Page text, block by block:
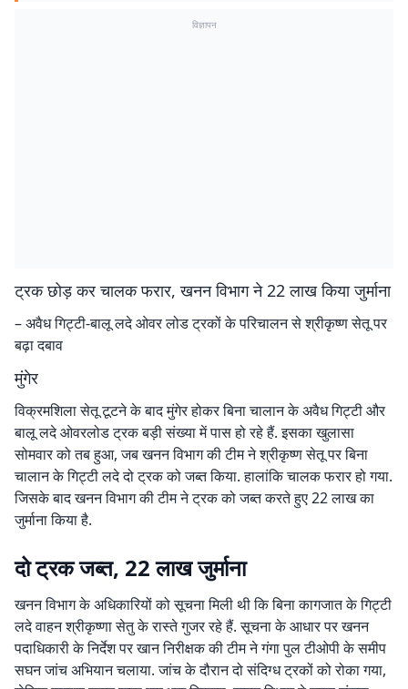
विज्ञापन
ट्रक छोड़ कर चालक फरार, खनन विभाग ने 22 लाख किया जुर्माना
– अवैध गिट्टी-बालू लदे ओवर लोड ट्रकों के परिचालन से श्रीकृष्ण सेतू पर
बढ़ा दबाव
मुंगेर
विक्रमशिला सेतू टूटने के बाद मुंगेर होकर बिना चालान के अवैध गिट्टी और
बालू लदे ओवरलोड ट्रक बड़ी संख्या में पास हो रहे हैं. इसका खुलासा
सोमवार को तब हुआ, जब खनन विभाग की टीम ने श्रीकृष्ण सेतू पर बिना
चालान के गिट्टी लदे दो ट्रक को जब्त किया. हालांकि चालक फरार हो गया.
जिसके बाद खनन विभाग की टीम ने ट्रक को जब्त करते हुए 22 लाख का
जुर्माना किया है.
दो ट्रक जब्त, 22 लाख जुर्माना
खनन विभाग के अधिकारियों को सूचना मिली थी कि बिना कागजात के गिट्टी
लदे वाहन श्रीकृष्णा सेतु के रास्ते गुजर रहे हैं. सूचना के आधार पर खनन
पदाधिकारी के निर्देश पर खान निरीक्षक की टीम ने गंगा पुल टीओपी के समीप
सघन जांच अभियान चलाया. जांच के दौरान दो संदिग्ध ट्रकों को रोका गया,